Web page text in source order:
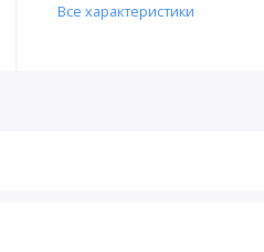
Все характеристики